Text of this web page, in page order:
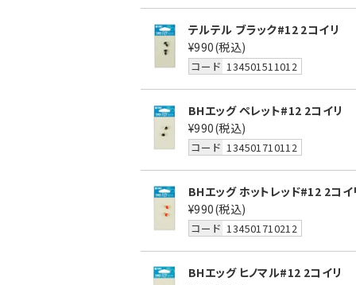
テルテル ブラック#12 2コイリ
¥990(税込)
コード 134501511012
BHエッグ ペレット#12 2コイリ
¥990(税込)
コード 134501710112
BHエッグ ホットレッド#12 2コイ
¥990(税込)
コード 134501710212
BHエッグ ヒノマル#12 2コイリ